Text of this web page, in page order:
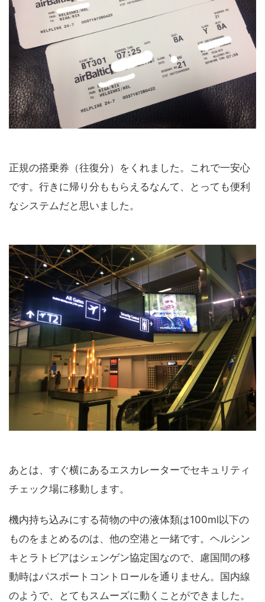
正規の搭乗券（往復分）をくれました。これで一安心
です。行きに帰り分ももらえるなんて、とっても便利
なシステムだと思いました。
あとは、すぐ横にあるエスカレーターでセキュリティ
チェック場に移動します。
機内持ち込みにする荷物の中の液体類は100ml以下の
ものをまとめるのは、他の空港と一緒です。ヘルシン
キとラトビアはシェンゲン協定国なので、慮国間の移
動時はパスポートコントロールを通りません。国内線
のようで、とてもスムーズに動くことができました。